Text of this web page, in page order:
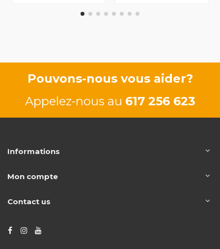
Origin/
Pouvons-nous vous aider?
Appelez-nous au 617 256 623
Informations
Mon compte
Contact us